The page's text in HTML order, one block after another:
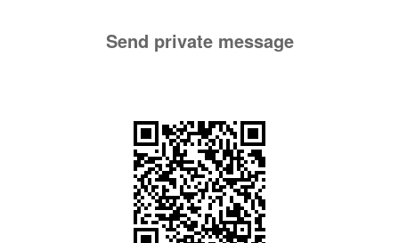
Send private message